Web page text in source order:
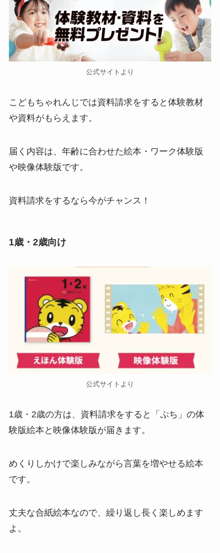
公式サイトより
こどもちゃれんじでは資料請求をすると体験教材
や資料がもらえます。
届く内容は、年齢に合わせた絵本・ワーク体験版
や映像体験版です。
資料請求をするなら今がチャンス！
1歳・2歳向け
公式サイトより
1歳・2歳の方は、資料請求をすると「ぷち」の体
験版絵本と映像体験版が届きます。
めくりしかけで楽しみながら言葉を増やせる絵本
です。
丈夫な合紙絵本なので、繰り返し長く楽しめます
よ。